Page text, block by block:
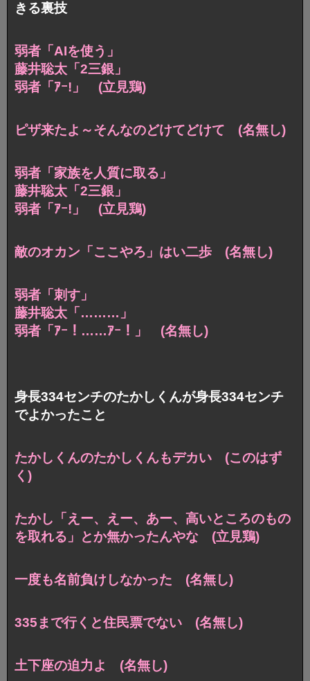
きる裏技
弱者「AIを使う」
藤井聡太「2三銀」
弱者「ｱｰ!」 (立見鶏)
ピザ来たよ～そんなのどけてどけて (名無し)
弱者「家族を人質に取る」
藤井聡太「2三銀」
弱者「ｱｰ!」 (立見鶏)
敵のオカン「ここやろ」はい二歩 (名無し)
弱者「刺す」
藤井聡太「………」
弱者「ｱｰ！……ｱｰ！」 (名無し)
身長334センチのたかしくんが身長334センチ
でよかったこと
たかしくんのたかしくんもデカい (このはず
く)
たかし「えー、えー、あー、高いところのもの
を取れる」とか無かったんやな (立見鶏)
一度も名前負けしなかった (名無し)
335まで行くと住民票でない (名無し)
土下座の迫力よ (名無し)